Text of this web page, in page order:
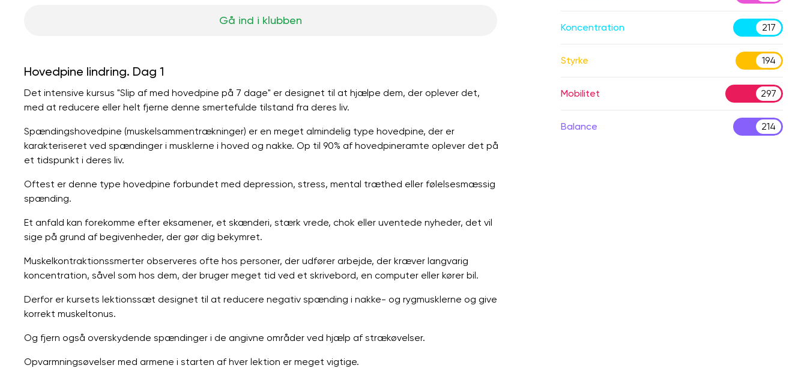
Gå ind i klubben
Hovedpine lindring. Dag 1
Det intensive kursus "Slip af med hovedpine på 7 dage" er designet til at hjælpe dem, der oplever det,
med at reducere eller helt fjerne denne smertefulde tilstand fra deres liv.
Spændingshovedpine (muskelsammentrækninger) er en meget almindelig type hovedpine, der er
karakteriseret ved spændinger i musklerne i hoved og nakke. Op til 90% af hovedpineramte oplever det på
et tidspunkt i deres liv.
Oftest er denne type hovedpine forbundet med depression, stress, mental træthed eller følelsesmæssig
spænding.
Et anfald kan forekomme efter eksamener, et skænderi, stærk vrede, chok eller uventede nyheder, det vil
sige på grund af begivenheder, der gør dig bekymret.
Muskelkontraktionssmerter observeres ofte hos personer, der udfører arbejde, der kræver langvarig
koncentration, såvel som hos dem, der bruger meget tid ved et skrivebord, en computer eller kører bil.
Derfor er kursets lektionssæt designet til at reducere negativ spænding i nakke- og rygmusklerne og give
korrekt muskeltonus.
Og fjern også overskydende spændinger i de angivne områder ved hjælp af strækøvelser.
Opvarmningsøvelser med armene i starten af ​​hver lektion er meget vigtige.
Koncentration 217
Styrke 194
Mobilitet 297
Balance 214